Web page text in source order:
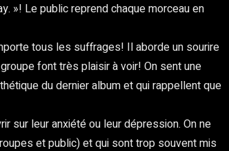
»! Le public reprend chaque morceau en
tous les suffrages! Il aborde un sourire
font très plaisir à voir! On sent une
du dernier album et qui rappellent que
sur leur anxiété ou leur dépression. On ne
et public) et qui sont trop souvent mis